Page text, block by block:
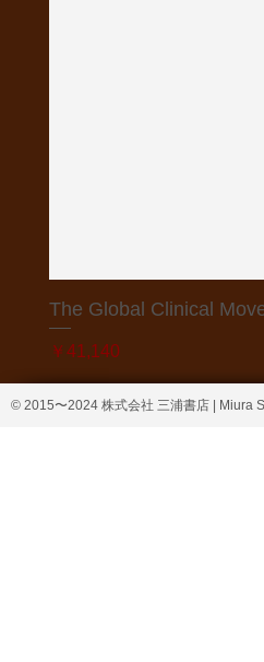
The Global Clinical
価格
￥41,140
© 2015〜2024 株式会社 三浦書店 | Miura